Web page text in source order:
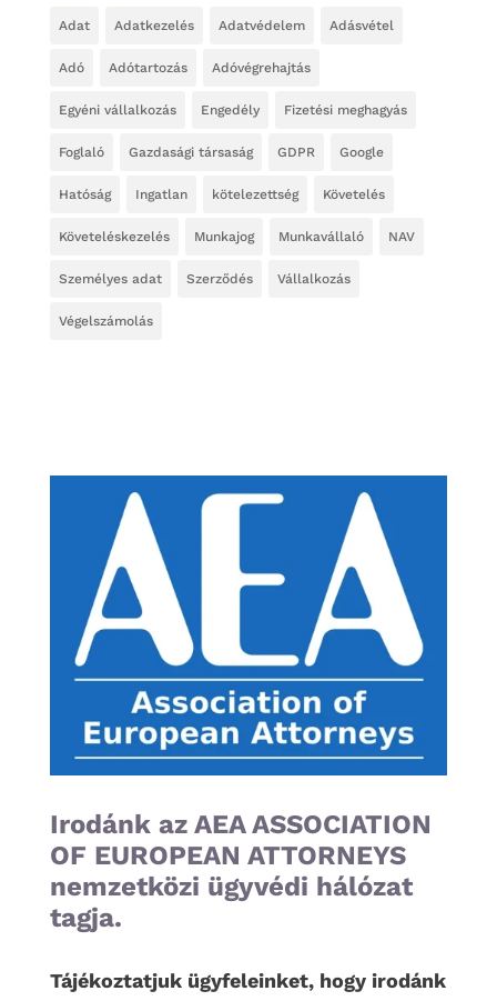
Adat Adatkezelés Adatvédelem Adásvétel
Adó Adótartozás Adóvégrehajtás
Egyéni vállalkozás Engedély Fizetési meghagyás
Foglaló Gazdasági társaság GDPR Google
Hatóság Ingatlan kötelezettség Követelés
Követeléskezelés Munkajog Munkavállaló NAV
Személyes adat Szerződés Vállalkozás
Végelszámolás
Irodánk az AEA ASSOCIATION
OF EUROPEAN ATTORNEYS
nemzetközi ügyvédi hálózat
tagja.
Tájékoztatjuk ügyfeleinket, hogy irodánk